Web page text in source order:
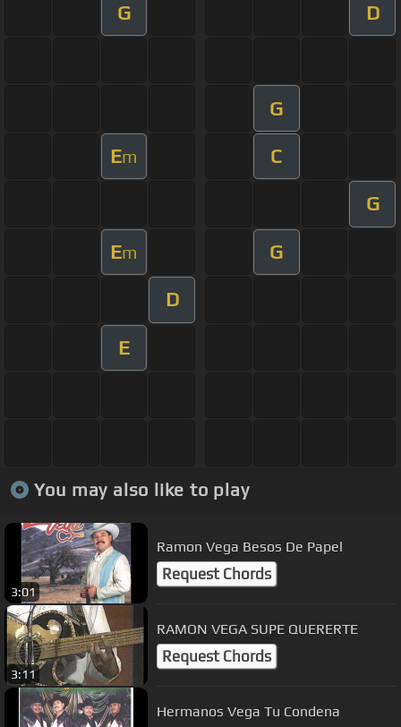
G D
G
Em C
G
Em G
D
E
You may also like to play
3:01
Ramon Vega Besos De Papel
Request Chords
3:11
RAMON VEGA SUPE QUERERTE
Request Chords
Hermanos Vega Tu Condena